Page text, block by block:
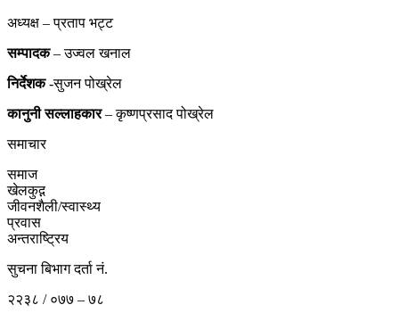
अध्यक्ष – प्रताप भट्ट
सम्पादक– उज्वल खनाल
निर्देशक-सुजन पोख्रेल
कानुनी सल्लाहकार– कृष्णप्रसाद पोख्रेल
समाचार
समाज
खेलकुद़़
जीवनशैली/स्वास्थ्य
प्रवास
अन्तराष्ट्रिय
सुचना बिभाग दर्ता नं.
२२३८ / ०७७ – ७८